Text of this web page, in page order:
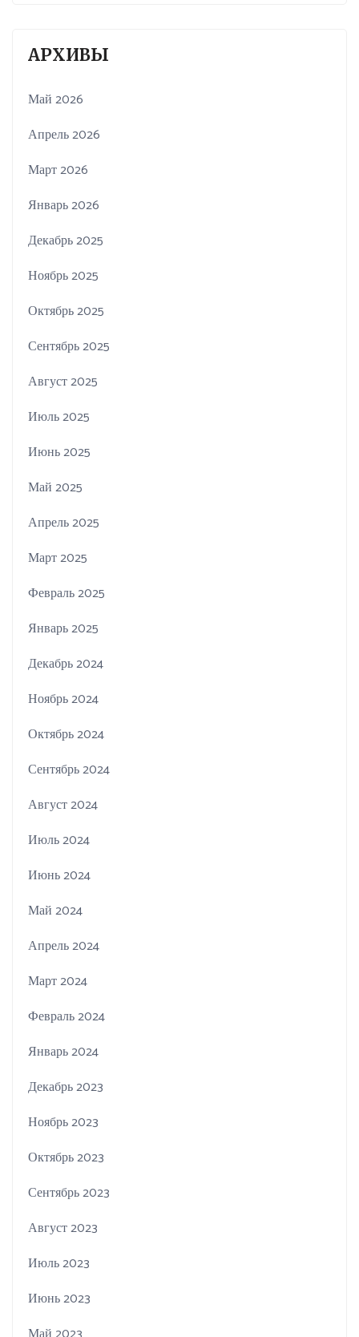
АРХИВЫ
Май 2026
Апрель 2026
Март 2026
Январь 2026
Декабрь 2025
Ноябрь 2025
Октябрь 2025
Сентябрь 2025
Август 2025
Июль 2025
Июнь 2025
Май 2025
Апрель 2025
Март 2025
Февраль 2025
Январь 2025
Декабрь 2024
Ноябрь 2024
Октябрь 2024
Сентябрь 2024
Август 2024
Июль 2024
Июнь 2024
Май 2024
Апрель 2024
Март 2024
Февраль 2024
Январь 2024
Декабрь 2023
Ноябрь 2023
Октябрь 2023
Сентябрь 2023
Август 2023
Июль 2023
Июнь 2023